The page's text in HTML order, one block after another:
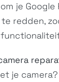
4G
je Google
redden,
je